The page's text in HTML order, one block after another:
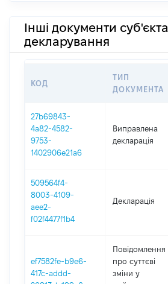
Інші документи суб'єкта
декларування
КОД
ТИП
ДОКУМЕНТА
27b69843-
4a82-4582-
9753-
1402906e21a6
Виправлена
декларація
509564f4-
8003-4109-
aee2-
f02f4477f1b4
Декларація
ef7582fe-b9e6-
417c-addd-
Повідомлення
про суттєві
зміни y